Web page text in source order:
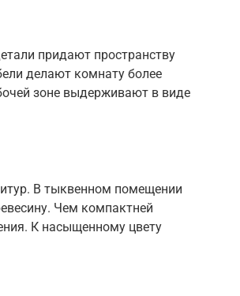
придают пространству
делают комнату более
зоне выдерживают в виде
В тыквенном помещении
Чем компактней
К насыщенному цвету